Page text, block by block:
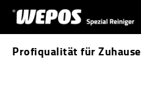
Zum Hauptinhalt springen
Profiqualität für Zuhause